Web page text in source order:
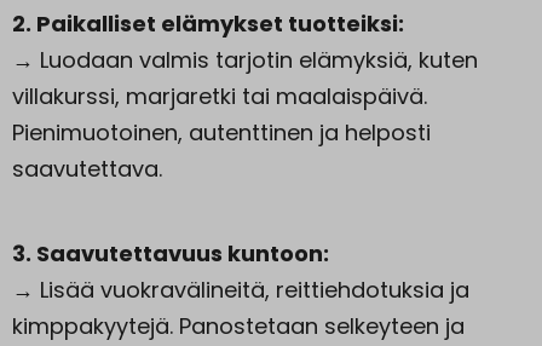
2. Paikalliset elämykset tuotteiksi:
→ Luodaan valmis tarjotin elämyksiä, kuten
villakurssi, marjaretki tai maalaispäivä.
Pienimuotoinen, autenttinen ja helposti
saavutettava.
3. Saavutettavuus kuntoon:
→ Lisää vuokravälineitä, reittiehdotuksia ja
kimppakyytejä. Panostetaan selkeyteen ja